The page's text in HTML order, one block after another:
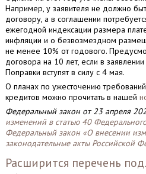
Например, у заявителя не должно
договору, а в соглашении
ежегодной индексации размера
инфляции и о безвозмездном
не менее 10% от годового.
договора на 10 лет, если в
Поправки вступят в силу с 4 мая.
О планах по ужесточению
кредитов можно прочитать в нашей
Федеральный закон от 23 апреля
изменений в статью 40
Федеральный закон «О внесении
законодательные акты Российской
Расширится перечень